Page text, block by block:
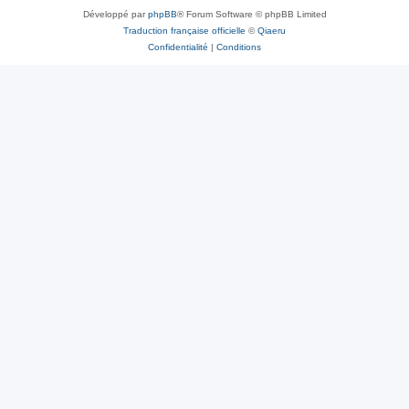
Développé parphpBB® Forum Software © phpBB Limited
Traduction française officielle ©Qiaeru
Confidentialité | Conditions